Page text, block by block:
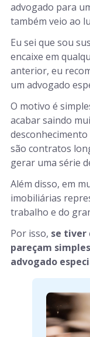
advogado para
também veio ao
Eu sei que sou
encaixe em
anterior, eu
um advogado
O motivo é
acabar saindo
são contratos
gerar uma série
Além disso, em
imobiliárias
trabalho e do
Por isso, se tiver
pareçam
advogado